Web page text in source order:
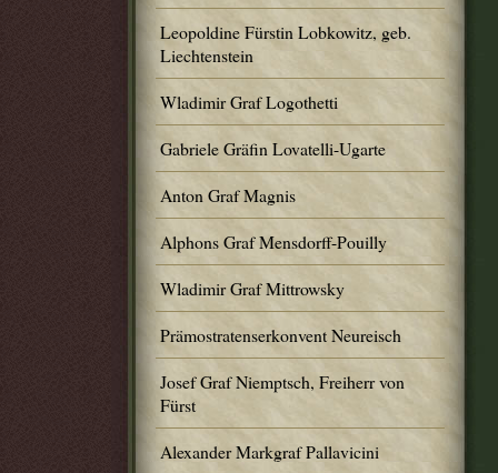
Leopoldine Fürstin Lobkowitz, geb.
Liechtenstein
Wladimir Graf Logothetti
Gabriele Gräfin Lovatelli-Ugarte
Anton Graf Magnis
Alphons Graf Mensdorff-Pouilly
Wladimir Graf Mittrowsky
Prämostratenserkonvent Neureisch
Josef Graf Niemptsch, Freiherr von
Fürst
Alexander Markgraf Pallavicini